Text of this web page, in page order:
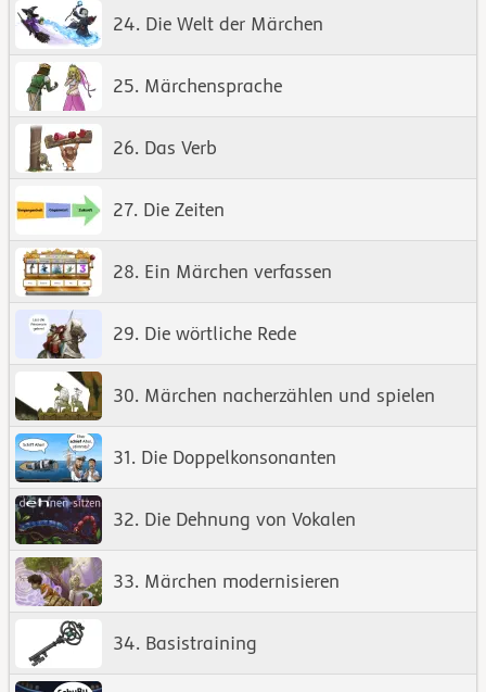
24. Die Welt der Märchen
25. Märchensprache
26. Das Verb
27. Die Zeiten
28. Ein Märchen verfassen
29. Die wörtliche Rede
30. Märchen nacherzählen und spielen
31. Die Doppelkonsonanten
32. Die Dehnung von Vokalen
33. Märchen modernisieren
34. Basistraining